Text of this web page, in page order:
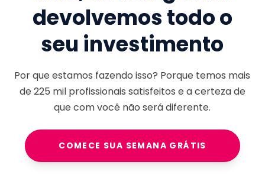
devolvemos todo o
seu investimento
Por que estamos fazendo isso? Porque temos mais
de225 milprofissionais satisfeitos e a certeza de
que com você não será diferente.
COMECE SUA SEMANA GRÁTIS